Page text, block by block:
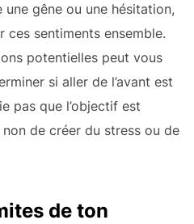
gêne ou une hésitation,
ces sentiments ensemble.
potentielles peut vous
si aller de l’avant est
pas que l’objectif est
de créer du stress ou de
de ton